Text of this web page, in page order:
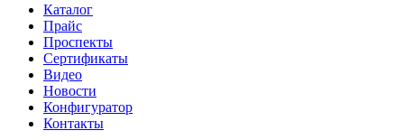
Каталог
Прайс
Проспекты
Сертификаты
Видео
Новости
Конфигуратор
Контакты